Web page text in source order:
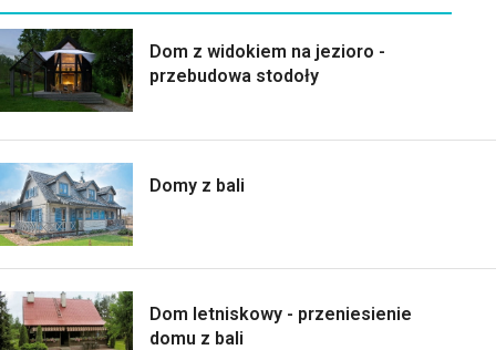
Dom z widokiem na jezioro -
przebudowa stodoły
Domy z bali
Dom letniskowy - przeniesienie
domu z bali